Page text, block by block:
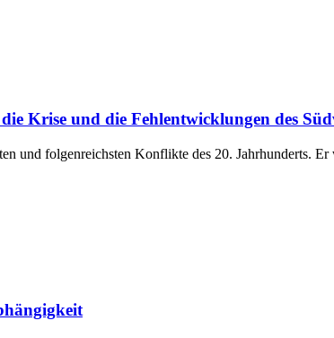
Krise und die Fehlentwicklungen des
und folgenreichsten Konflikte des 20. Jahrhunderts.